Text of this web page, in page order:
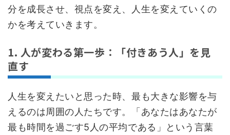
分を成長させ、視点を変え、人生を変えていくの
かを考えていきます。
1. 人が変わる第一歩：「付きあう人」を見
直す
人生を変えたいと思った時、最も大きな影響を与
えるのは周囲の人たちです。「あなたはあなたが
最も時間を過ごす5人の平均である」という言葉